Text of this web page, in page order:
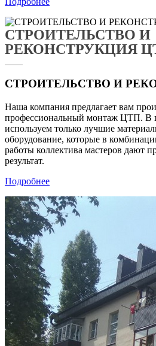
СТРОИТЕЛЬСТВО И
РЕКОНСТРУКЦИЯ
СТРОИТЕЛЬСТВО И
Наша компания предлагает вам
профессиональный монтаж ЦТП. В
используем только лучшие
оборудование, которые в
работы коллектива мастеров дают
результат.
Подробнее